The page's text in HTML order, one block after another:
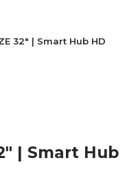
32" | Smart Hub HD
| Smart Hub